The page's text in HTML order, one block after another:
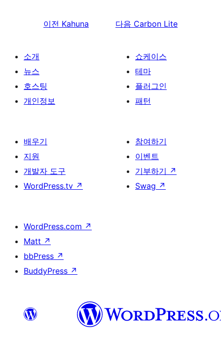
이전 Kahuna 다음 Carbon Lite
소개
뉴스
호스팅
개인정보
쇼케이스
테마
플러그인
패턴
배우기
지원
개발자 도구
WordPress.tv ↗
참여하기
이벤트
기부하기 ↗
Swag ↗
WordPress.com ↗
Matt ↗
bbPress ↗
BuddyPress ↗